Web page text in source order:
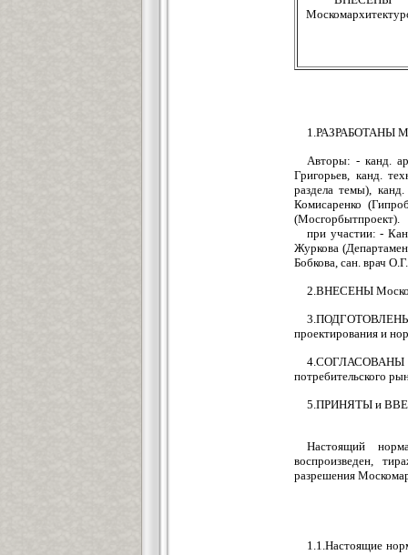
1.РАЗРАБОТАНЫ
Авторы: - канд.
Григорьев, канд.
раздела темы),
Комисаренко
(Мосгорбытпроект).
при участии: -
Журкова
Бобкова, сан. врач
2.ВНЕСЕНЫ
проектирования и
4.СОГЛАСОВАНЫ
потребительского
5.ПРИНЯТЫ и
Настоящий
воспроизведен,
разрешения
1.1.Настоящие